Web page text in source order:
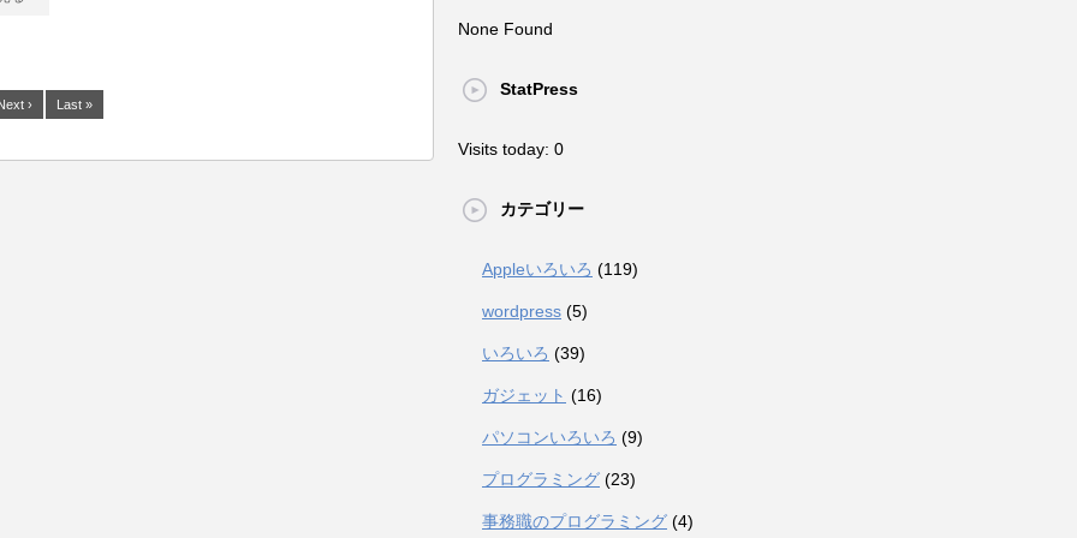
› Last »
None Found
StatPress
Visits today: 0
カテゴリー
Appleいろいろ (119)
wordpress (5)
いろいろ (39)
ガジェット (16)
パソコンいろいろ (9)
プログラミング (23)
事務職のプログラミング (4)